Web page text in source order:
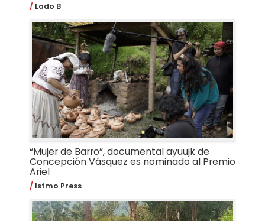
Lado B
“Mujer de Barro”, documental ayuujk de
Concepción Vásquez es nominado al Premio
Ariel
Istmo Press